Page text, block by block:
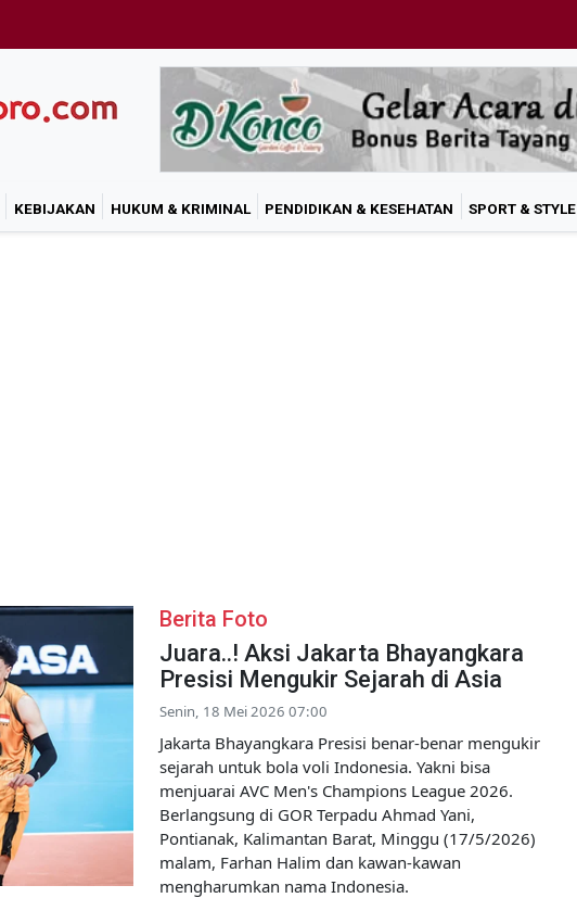
KEBIJAKAN HUKUM & KRIMINAL PENDIDIKAN & KESEHATAN SPORT & STYLE
Berita Foto
Juara..! Aksi Jakarta Bhayangkara
Presisi Mengukir Sejarah di Asia
Senin, 18 Mei 2026 07:00
Jakarta Bhayangkara Presisi benar-benar mengukir
sejarah untuk bola voli Indonesia. Yakni bisa
menjuarai AVC Men's Champions League 2026.
Berlangsung di GOR Terpadu Ahmad Yani,
Pontianak, Kalimantan Barat, Minggu (17/5/2026)
malam, Farhan Halim dan kawan-kawan
mengharumkan nama Indonesia.